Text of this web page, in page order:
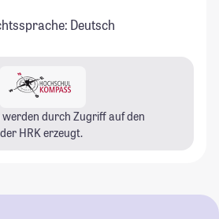
Deutsch
durch Zugriff auf den
der HRK erzeugt.